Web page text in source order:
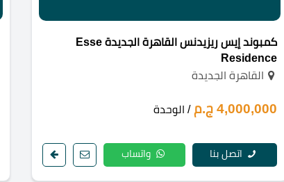
كمبوند إيس ريزيدنس القاهرة الجديدة Esse
Residence
القاهرة الجديدة
4,000,000 ج.م / الوحدة
اتصل بنا واتساب